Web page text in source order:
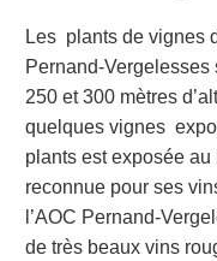
Les plants de vignes
Pernand-
250 et 300 mètres
quelques vignes
plants est exposée
reconnue pour ses
l’AOC Pernand-
de très beaux vins